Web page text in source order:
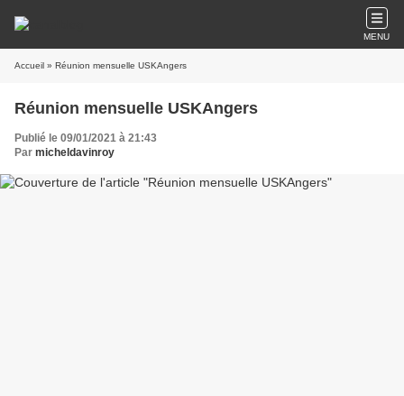
MENU
Accueil » Réunion mensuelle USKAngers
Réunion mensuelle USKAngers
Publié le 09/01/2021 à 21:43
Par micheldavinroy